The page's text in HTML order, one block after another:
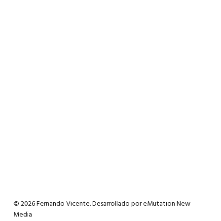
© 2026 Fernando Vicente. Desarrollado poreMutation New
Media